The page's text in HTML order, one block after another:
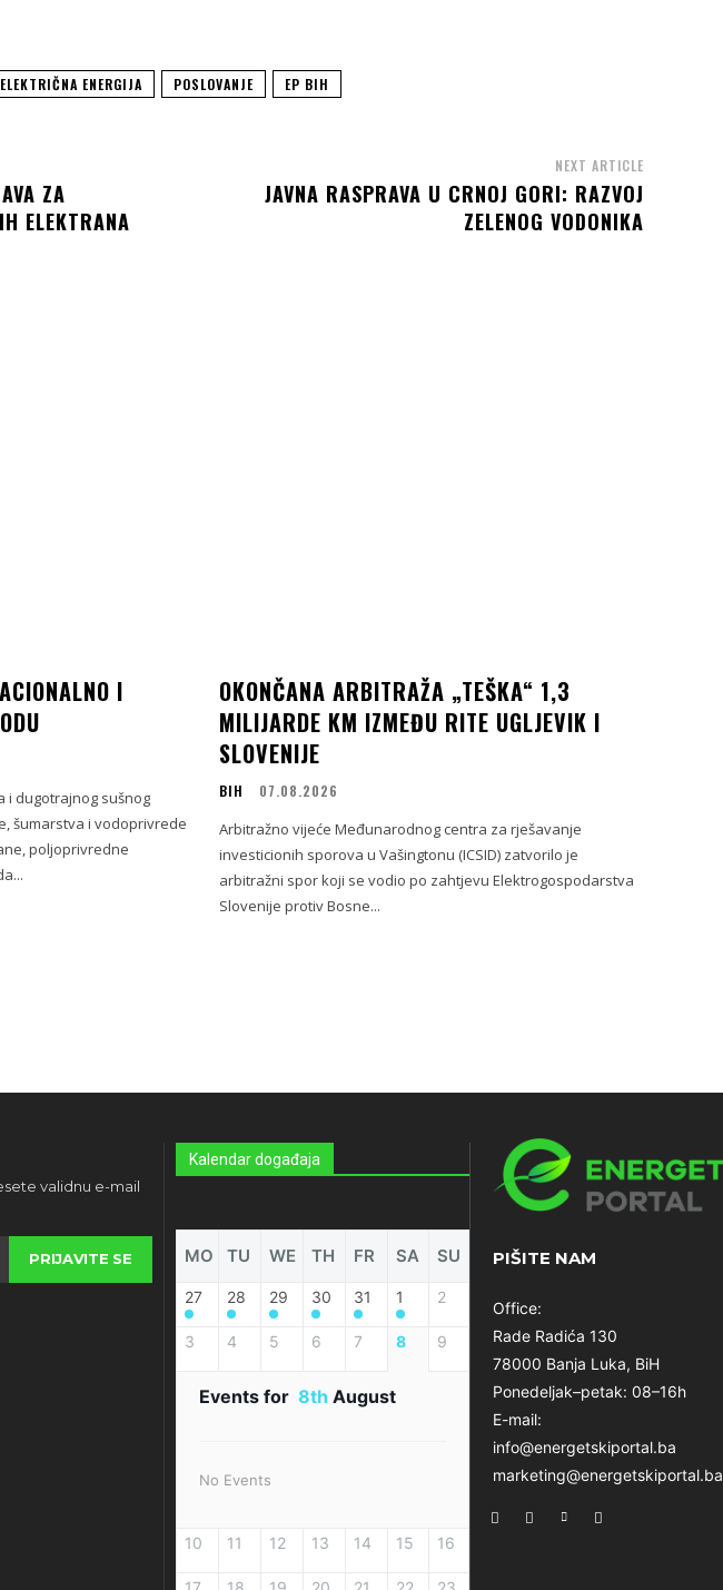
ELEKTRIČNA ENERGIJA POSLOVANJE EP BIH
ZA
ELEKTRANA
NEXT ARTICLE
JAVNA RASPRAVA U CRNOJ GORI: RAZVOJ
ZELENOG VODONIKA
I
i dugotrajnog sušnog
šumarstva i vodoprivrede
poljoprivredne
OKONČANA ARBITRAŽA „TEŠKA“ 1,3
MILIJARDE KM IZMEĐU RITE UGLJEVIK I
SLOVENIJE
BIH 07.08.2026
Arbitražno vijeće Međunarodnog centra za rješavanje
investicionih sporova u Vašingtonu (ICSID) zatvorilo je
arbitražni spor koji se vodio po zahtjevu Elektrogospodarstva
Slovenije protiv Bosne...
validnu e-mail
PRIJAVITE SE
Kalendar događaja
MO TU WE TH FR SA SU
27 28 29 30 31 1 2
3 4 5 6 7 8 9
Events for 8th August
No Events
10 11 12 13 14 15 16
PIŠITE NAM
Office:
Rade Radića 130
78000 Banja Luka, BiH
Ponedeljak–petak: 08–16h
E-mail:
info@energetskiportal.ba
marketing@energetskiportal.ba